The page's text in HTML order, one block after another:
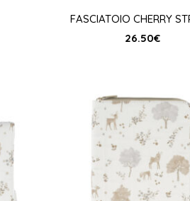
FASCIATOIO CHERRY
26.50€